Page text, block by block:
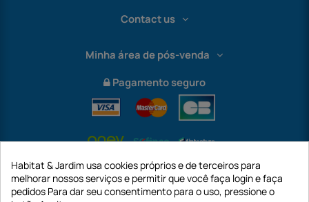
Contact us
Minha área de pós-venda
Pagamento seguro
Habitat & Jardim usa cookies próprios e de terceiros para
melhorar nossos serviços e permitir que você faça login e faça
pedidos Para dar seu consentimento para o uso, pressione o